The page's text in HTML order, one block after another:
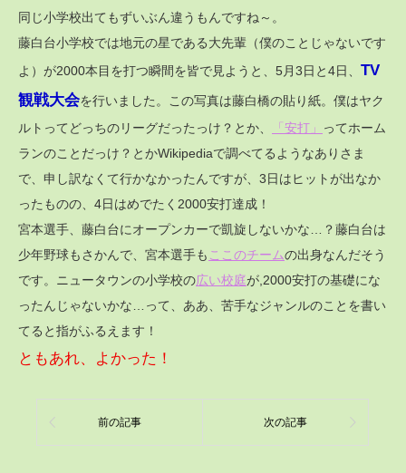
同じ小学校出てもずいぶん違うもんですね～。
藤白台小学校では地元の星である大先輩（僕のことじゃないです
よ）が2000本目を打つ瞬間を皆で見ようと、5月3日と4日、 TV
観戦大会を行いました。この写真は藤白橋の貼り紙。僕はヤク
ルトってどっちのリーグだったっけ？とか、
「安打」
ってホーム
ランのことだっけ？とかWikipediaで調べてるようなありさま
で、申し訳なくて行かなかったんですが、3日はヒットが出なか
ったものの、4日はめでたく2000安打達成！
宮本選手、藤白台にオープンカーで凱旋しないかな…？藤白台は
少年野球もさかんで、宮本選手も ここのチームの出身なんだそう
です。ニュータウンの小学校の広い校庭が,2000安打の基礎にな
ったんじゃないかな…って、ああ、苦手なジャンルのことを書い
てると指がふるえます！
ともあれ、よかった！
前の記事 次の記事